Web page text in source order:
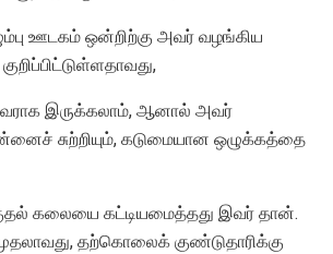
ஊடகம் ஒன்றிற்கு அவர் வழங்கிய
இருக்கலாம், ஆனால் அவர்
சுற்றியும், கடுமையான ஒழுக்கத்தை
கலையை கட்டியமைத்தது இவர் தான்.
தற்கொலைக் குண்டுதாரிக்கு